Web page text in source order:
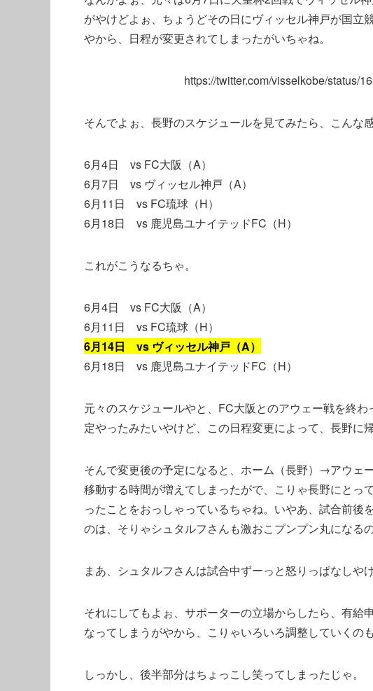
がやけどよぉ、ちょうどその日にヴィッセル神戸が国立
やから、日程が変更されてしまったがいちゃね。
https://twitter.com/visselkobe/status/
そんでよぉ、長野のスケジュールを見てみたら、こんな
6月4日 vs FC大阪（A）
6月7日 vs ヴィッセル神戸（A）
6月11日 vs FC琉球（H）
6月18日 vs 鹿児島ユナイテッドFC（H）
これがこうなるちゃ。
6月4日 vs FC大阪（A）
6月11日 vs FC琉球（H）
6月14日 vs ヴィッセル神戸（A）
6月18日 vs 鹿児島ユナイテッドFC（H）
元々のスケジュールやと、FC大阪とのアウェー戦を終
定やったみたいやけど、この日程変更によって、長野に
そんで変更後の予定になると、ホーム（長野）→アウェ
移動する時間が増えてしまったがで、こりゃ長野にとっ
ったことをおっしゃっているちゃね。いやあ、試合前後
のは、そりゃシュタルフさんも激おこプンプン丸になる
まあ、シュタルフさんは試合中ずーっと怒りっぱなしやけ
それにしてもよぉ、サポーターの立場からしたら、有給
なってしまうがやから、こりゃいろいろ調整していくの
しっかし、後半部分はちょっこし笑ってしまったじゃ。